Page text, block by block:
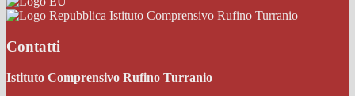
Istituto Comprensivo Rufino Turranio
Contatti
Istituto Comprensivo Rufino Turranio